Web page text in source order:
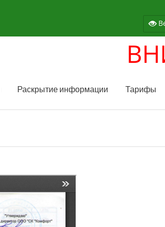
Раскрытие информации Тарифы